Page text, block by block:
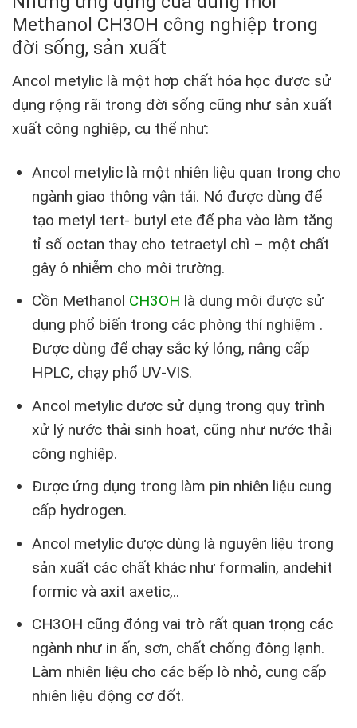
Methanol CH3OH công nghiệp trong
đời sống, sản xuất
Ancol metylic là một hợp chất hóa học được sử
dụng rộng rãi trong đời sống cũng như sản xuất
xuất công nghiệp, cụ thể như:
Ancol metylic là một nhiên liệu quan trong cho
ngành giao thông vận tải. Nó được dùng để
tạo metyl tert- butyl ete để pha vào làm tăng
tỉ số octan thay cho tetraetyl chì – một chất
gây ô nhiễm cho môi trường.
Cồn Methanol CH3OH là dung môi được sử
dụng phổ biến trong các phòng thí nghiệm .
Được dùng để chạy sắc ký lỏng, nâng cấp
HPLC, chạy phổ UV-VIS.
Ancol metylic được sử dụng trong quy trình
xử lý nước thải sinh hoạt, cũng như nước thải
công nghiệp.
Được ứng dụng trong làm pin nhiên liệu cung
cấp hydrogen.
Ancol metylic được dùng là nguyên liệu trong
sản xuất các chất khác như formalin, andehit
formic và axit axetic,..
CH3OH cũng đóng vai trò rất quan trọng các
ngành như in ấn, sơn, chất chống đông lạnh.
Làm nhiên liệu cho các bếp lò nhỏ, cung cấp
nhiên liệu động cơ đốt.